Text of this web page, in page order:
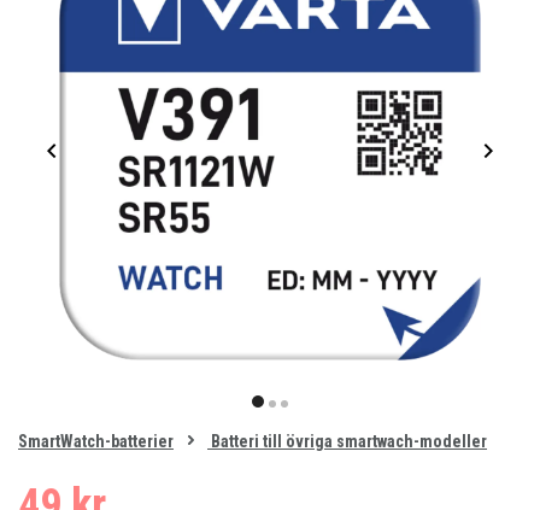
item
012
of
SmartWatch-batterier Batteri till övriga smartwach-modeller